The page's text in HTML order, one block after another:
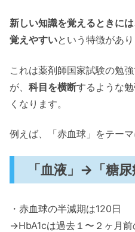
新しい知識を覚えるときに
覚えやすいという特徴があり
これは薬剤師国家試験の勉
が、 科目を横断するような
くなります。
例えば、「赤血球」をテーマ
「血液」→「糖尿
・赤血球の半減期は120日
→HbA1cは過去１〜２ヶ月前